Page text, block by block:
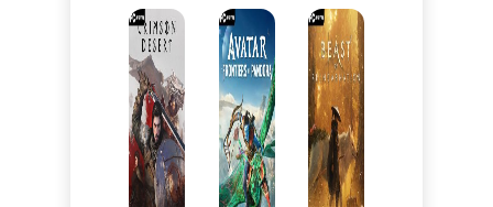
ReimaginedEdition
Y